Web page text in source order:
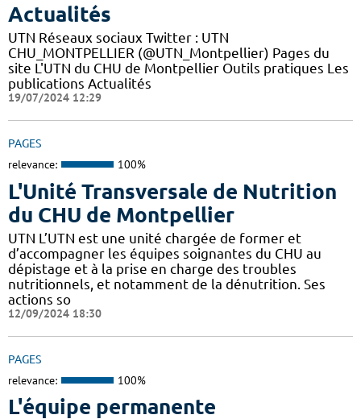
Actualités
UTN Réseaux sociaux Twitter : UTN
CHU_MONTPELLIER (@UTN_Montpellier) Pages du
site L'UTN du CHU de Montpellier Outils pratiques Les
publications Actualités
19/07/2024 12:29
PAGES
relevance: 100%
L'Unité Transversale de Nutrition
du CHU de Montpellier
UTN L’UTN est une unité chargée de former et
d’accompagner les équipes soignantes du CHU au
dépistage et à la prise en charge des troubles
nutritionnels, et notamment de la dénutrition. Ses
actions so
12/09/2024 18:30
PAGES
relevance: 100%
L'équipe permanente